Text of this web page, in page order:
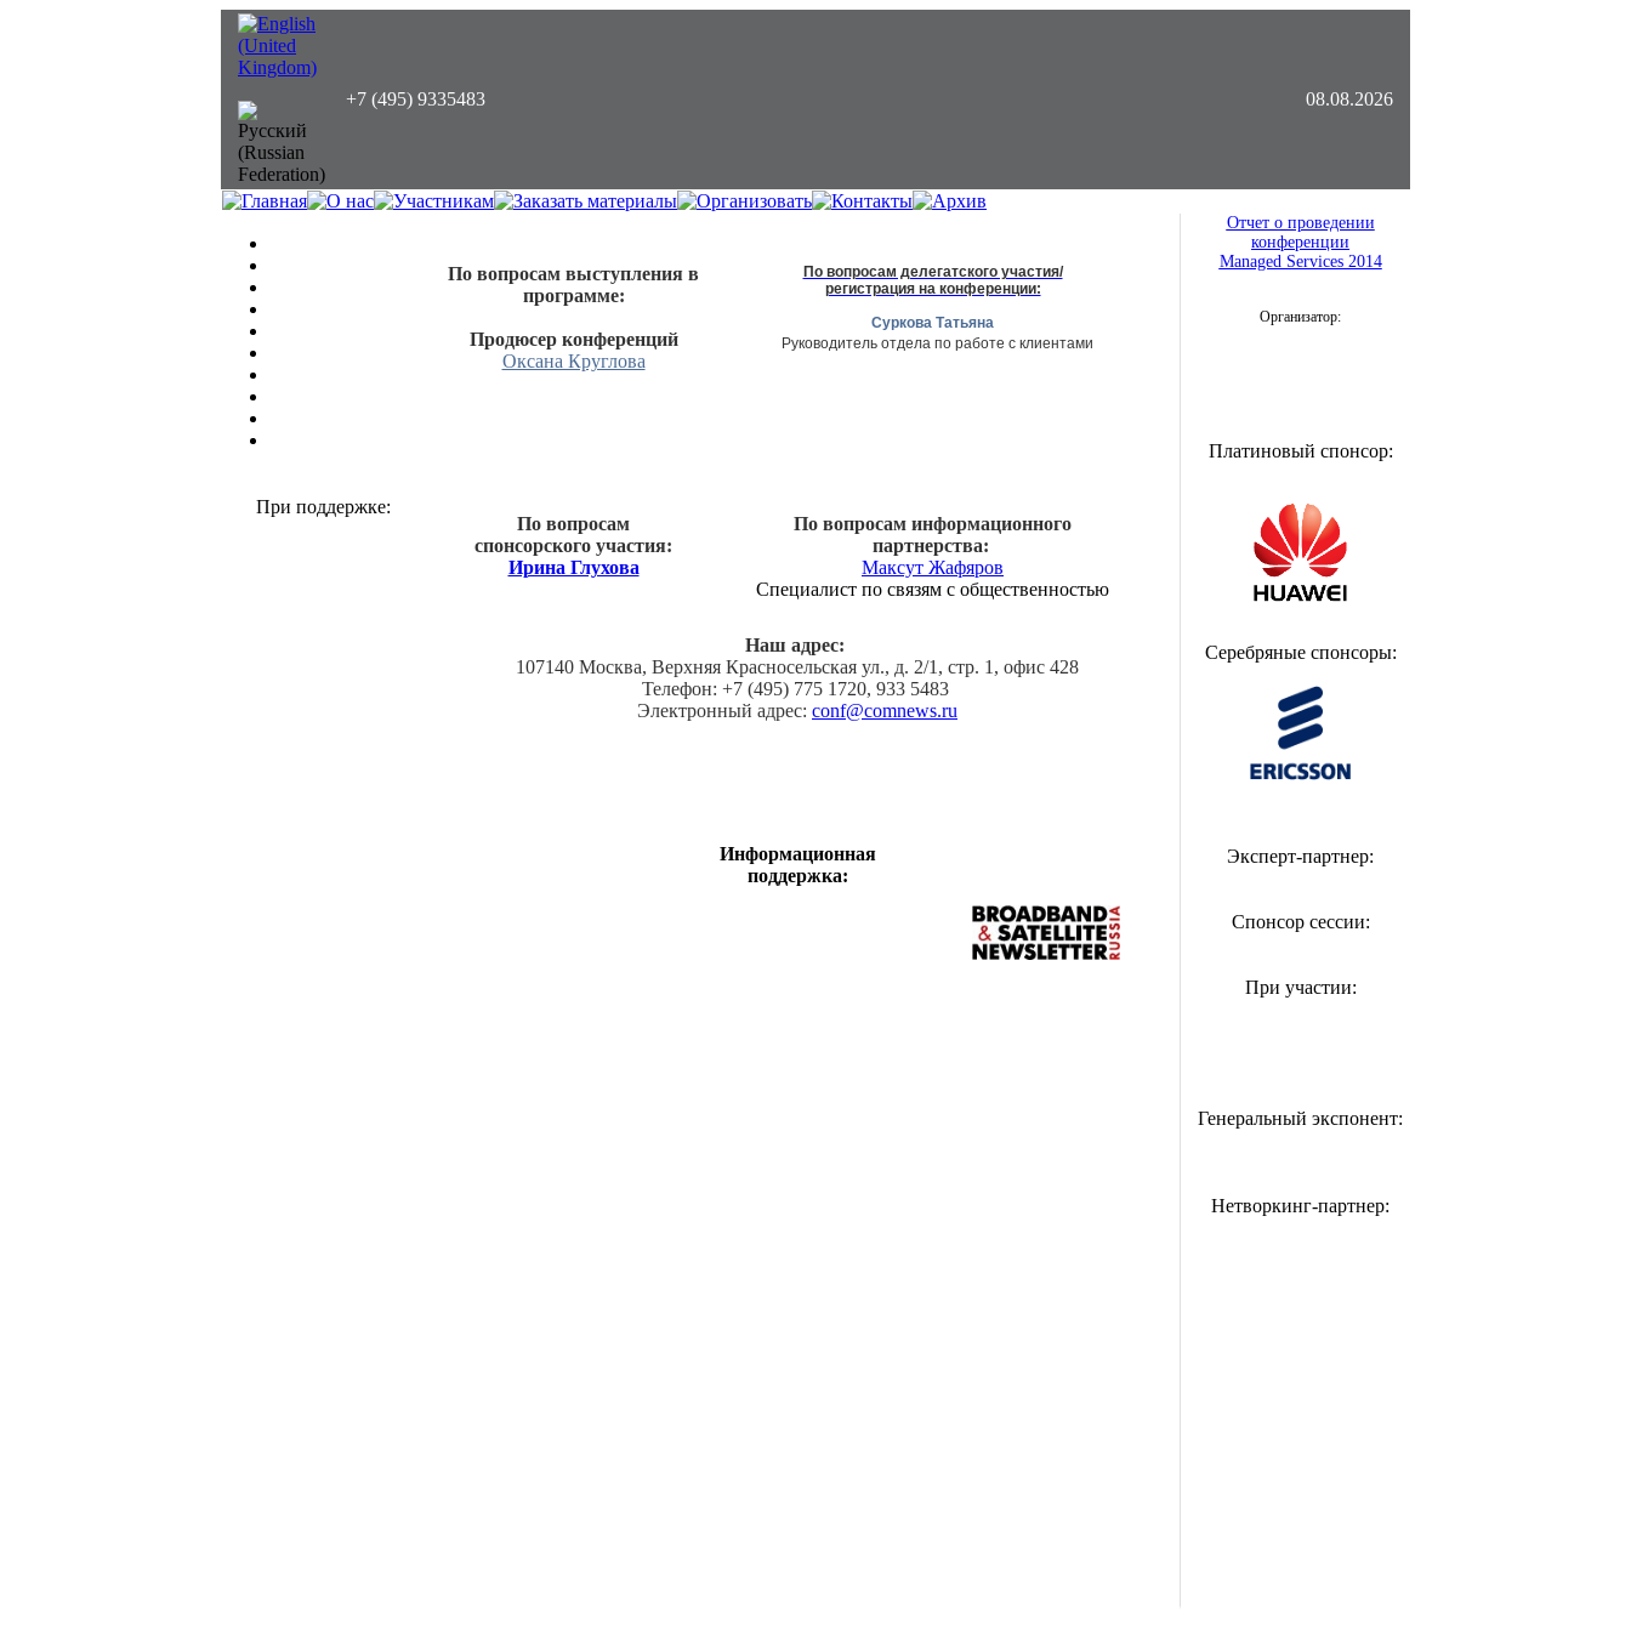
+7 (495) 9335483 08.08.2026
При поддержке:
По вопросам выступления в
программе:
Продюсер конференций
Оксана Круглова
По вопросам делегатского участия/
регистрация на конференции:
Суркова Татьяна
Руководитель отдела по работе с клиентами
По вопросам
спонсорского участия:
Ирина Глухова
По вопросам информационного
партнерства:
Максут Жафяров
Специалист по связям с общественностью
Наш адрес:
107140 Москва, Верхняя Красносельская ул., д. 2/1, стр. 1, офис 428
Телефон: +7 (495) 775 1720, 933 5483
Электронный адрес: conf@comnews.ru
Информационная
поддержка:
Отчет о проведении
конференции
Managed Services 2014
Организатор:
Платиновый спонсор:
Серебряные спонсоры:
Эксперт-партнер:
Спонсор сессии:
При участии:
Генеральный экспонент:
Нетворкинг-партнер: